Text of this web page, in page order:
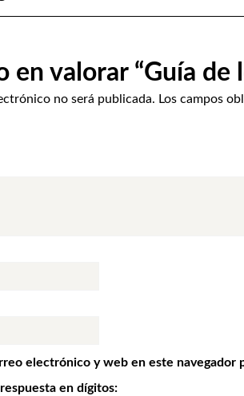
en valorar “Guía de
no será publicada. Los campos
electrónico y web en este navegador
en dígitos: